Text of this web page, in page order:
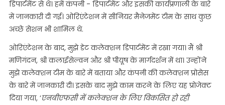
डिपार्टमेंट से थे। हमें कंपनी - डिपार्टमेंट और इसकी कार्यप्रणाली के बारे
में जानकारी दी गई। ओरिएंटेशन में सीनियर मैनेजमेंट टीम के साथ कुछ
अच्छे सेशन भी शामिल थे.
ओरिएंटेशन के बाद, मुझे डेट कलेक्शन डिपार्टमेंट में रखा गया। मैं श्री
मणिगंदन, श्री कलाईसेल्वन और श्री पीयूष के मार्गदर्शन में था। उन्होंने
मुझे कलेक्शन टीम के बारे में बताया और कंपनी की कलेक्शन प्रोसेस
के बारे में जानकारी दी। इसके बाद मुझे काम करने के लिए यह प्रोजेक्ट
दिया गया, ‘एनबीएफसी में कलेक्शन के लिए विकसित हो रही